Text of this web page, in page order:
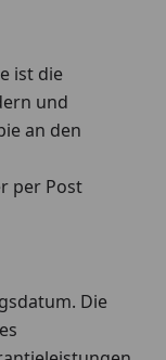
ist die
und
an den
per Post
Die